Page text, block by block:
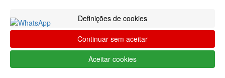
Bienestar
Diario
Circulación
y
Definições de cookies
Continuar sem aceitar
Aceitar cookies